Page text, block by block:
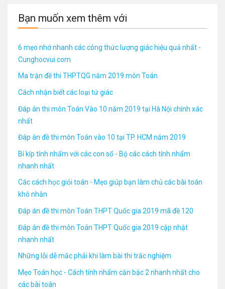
Bạn muốn xem thêm với
6 mẹo nhớ nhanh các công thức lượng giác hiệu quả nhất -
Cunghocvui.com
Ma trận đề thi THPTQG năm 2019 môn Toán
Cách nhận biết các loại tứ giác
Đáp án thi môn Toán Vào 10 năm 2019 tại Hà Nội chính xác
nhất
Đáp án đề thi môn Toán vào 10 tại TP. HCM năm 2019
Bí kíp tính nhẩm với các con số - Bộ các cách tính nhẩm
nhanh nhất
Các cách học giỏi toán - Mẹo giúp bạn làm chủ các bài toán
khó nhằn
Đáp án đề thi môn Toán THPT Quốc gia 2019 mã đề 120
Đáp án đề thi môn Toán THPT Quốc gia 2019 cập nhật
nhanh nhất
Những lỗi dễ mắc phải khi làm bài thi trắc nghiệm
Mẹo Toán học - Cách tính nhẩm căn bậc 2 nhanh nhất cho
các bài toán